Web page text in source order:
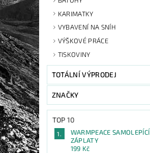
KARIMATKY
VYBAVENÍ NA SNÍH
VÝŠKOVÉ PRÁCE
TISKOVINY
TOTÁLNÍ VÝPRODEJ
ZNAČKY
TOP 10
WARMPEACE SAMOLEPÍCÍ
ZÁPLATY
199 Kč